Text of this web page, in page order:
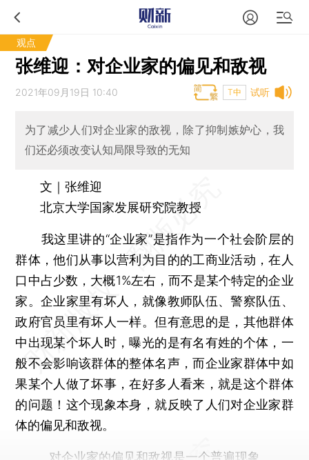
观点
张维迎：对企业家的偏见和敌视
试听
2021年09月19日 10:40 T中
为了减少人们对企业家的敌视，除了抑制嫉妒心，我
们还必须改变认知局限导致的无知
文｜张维迎
北京大学国家发展研究院教授
我这里讲的“企业家”是指作为一个社会阶层的
群体，他们从事以营利为目的的工商业活动，在人
口中占少数，大概1%左右，而不是某个特定的企业
家。企业家里有坏人，就像教师队伍、警察队伍、
政府官员里有坏人一样。但有意思的是，其他群体
中出现某个坏人时，曝光的是有名有姓的个体，一
般不会影响该群体的整体名声，而企业家群体中如
果某个人做了坏事，在好多人看来，就是这个群体
的问题！这个现象本身，就反映了人们对企业家群
体的偏见和敌视。
对企业家的偏见和敌视是一个普遍现象